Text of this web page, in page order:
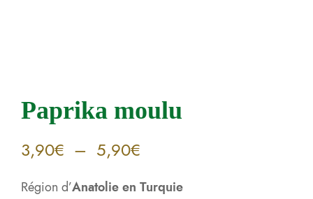
Paprika moulu
3,90€ – 5,90€
Région d’Anatolie en Turquie